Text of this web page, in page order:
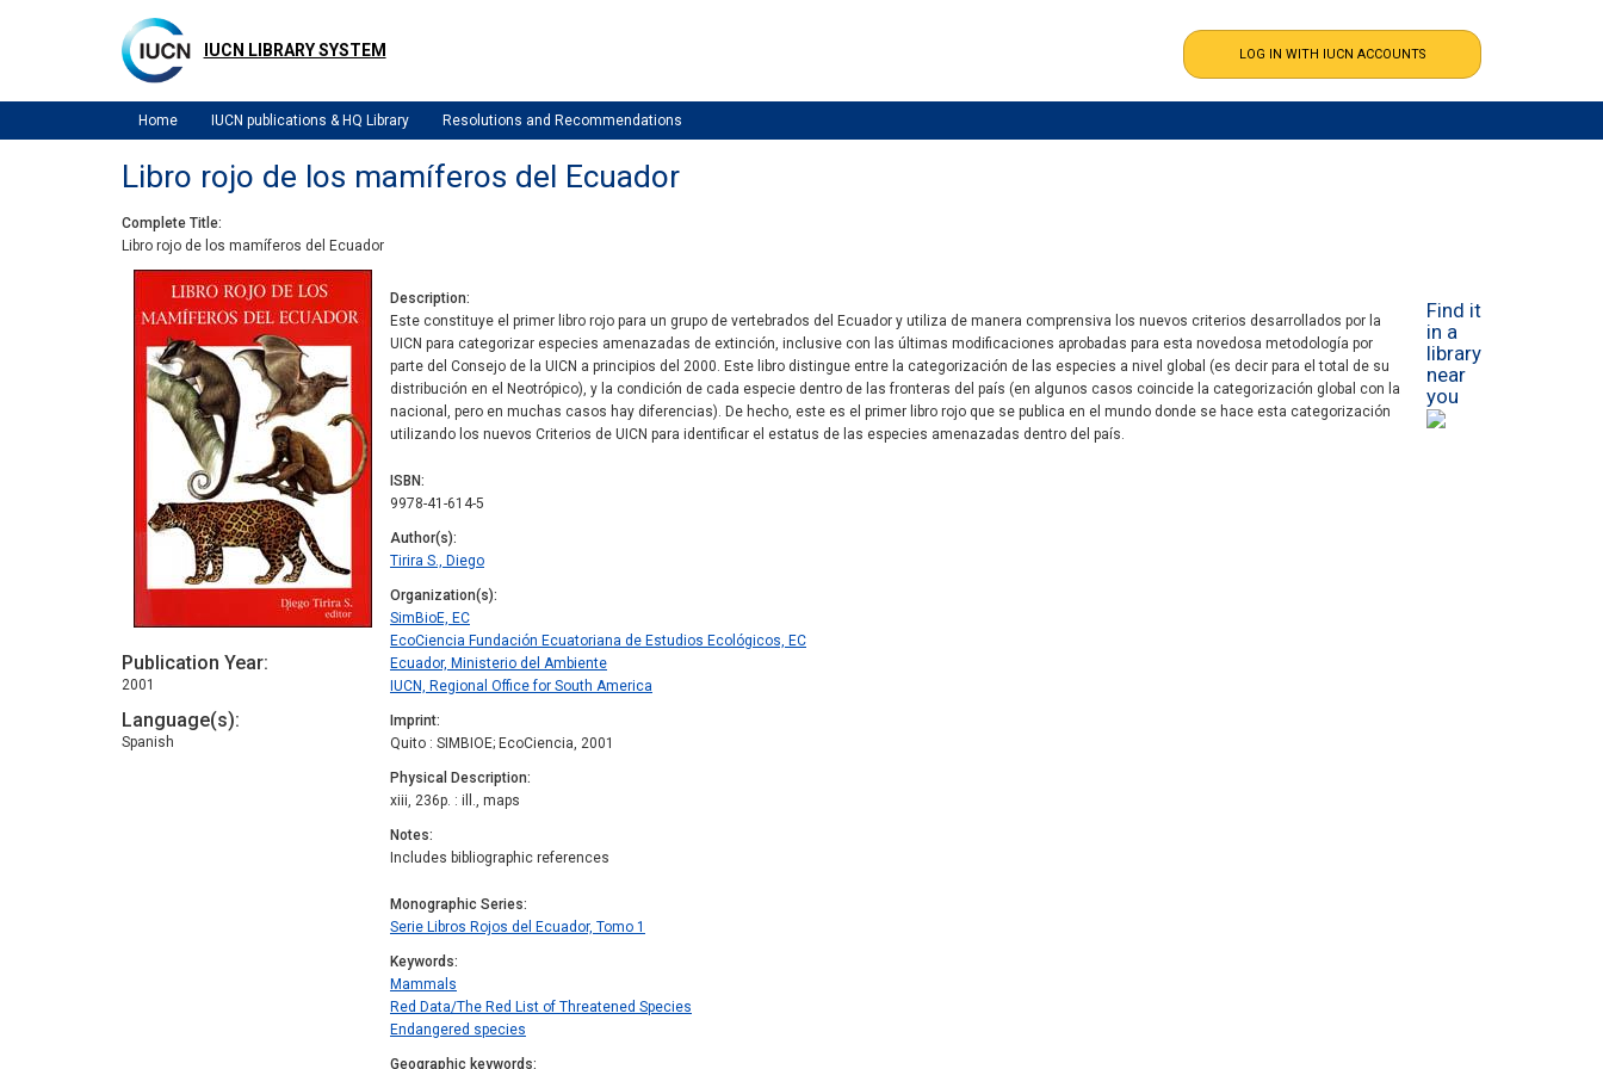
IUCN LIBRARY SYSTEM
Home IUCN publications & HQ Library Resolutions and Recommendations
Libro rojo de los mamíferos del Ecuador
Complete Title
Libro rojo de los mamíferos del Ecuador
Publication Year
2001
Language(s)
Spanish
Description
Este constituye el primer libro rojo para un grupo de vertebrados del Ecuador y utiliza de manera comprensiva los nuevos criterios desarrollados por la
UICN para categorizar especies amenazadas de extinción, inclusive con las últimas modificaciones aprobadas para esta novedosa metodología por
parte del Consejo de la UICN a principios del 2000. Este libro distingue entre la categorización de las especies a nivel global (es decir para el total de su
distribución en el Neotrópico), y la condición de cada especie dentro de las fronteras del país (en algunos casos coincide la categorización global con la
nacional, pero en muchas casos hay diferencias). De hecho, este es el primer libro rojo que se publica en el mundo donde se hace esta categorización
utilizando los nuevos Criterios de UICN para identificar el estatus de las especies amenazadas dentro del país.
ISBN
9978-41-614-5
Author(s)
Tirira S., Diego
Organization(s)
SimBioE, EC
EcoCiencia Fundación Ecuatoriana de Estudios Ecológicos, EC
Ecuador, Ministerio del Ambiente
IUCN, Regional Office for South America
Imprint
Quito : SIMBIOE; EcoCiencia, 2001
Physical Description
xiii, 236p. : ill., maps
Notes
Includes bibliographic references
Monographic Series
Serie Libros Rojos del Ecuador, Tomo 1
Keywords
Mammals
Red Data/The Red List of Threatened Species
Endangered species
Geographic keywords
Find it
in a
library
near
you